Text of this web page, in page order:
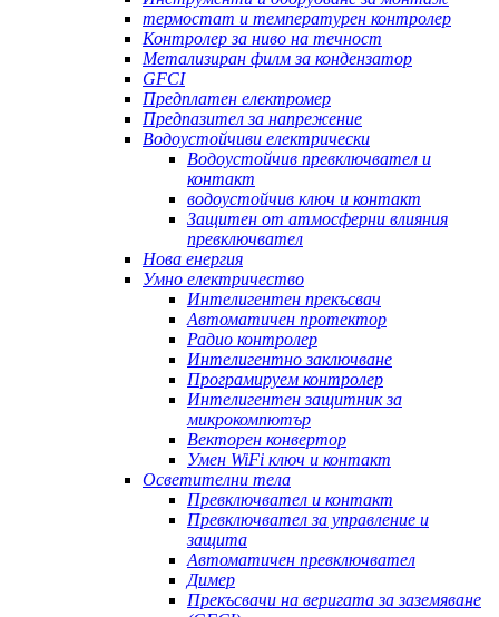
термостат и температурен контролер
Контролер за ниво на течност
Метализиран филм за кондензатор
GFCI
Предплатен електромер
Предпазител за напрежение
Водоустойчиви електрически
Водоустойчив превключвател и
контакт
водоустойчив ключ и контакт
Защитен от атмосферни влияния
превключвател
Нова енергия
Умно електричество
Интелигентен прекъсвач
Автоматичен протектор
Радио контролер
Интелигентно заключване
Програмируем контролер
Интелигентен защитник за
микрокомпютър
Векторен конвертор
Умен WiFi ключ и контакт
Осветителни тела
Превключвател и контакт
Превключвател за управление и
защита
Автоматичен превключвател
Димер
Прекъсвачи на веригата за заземяване